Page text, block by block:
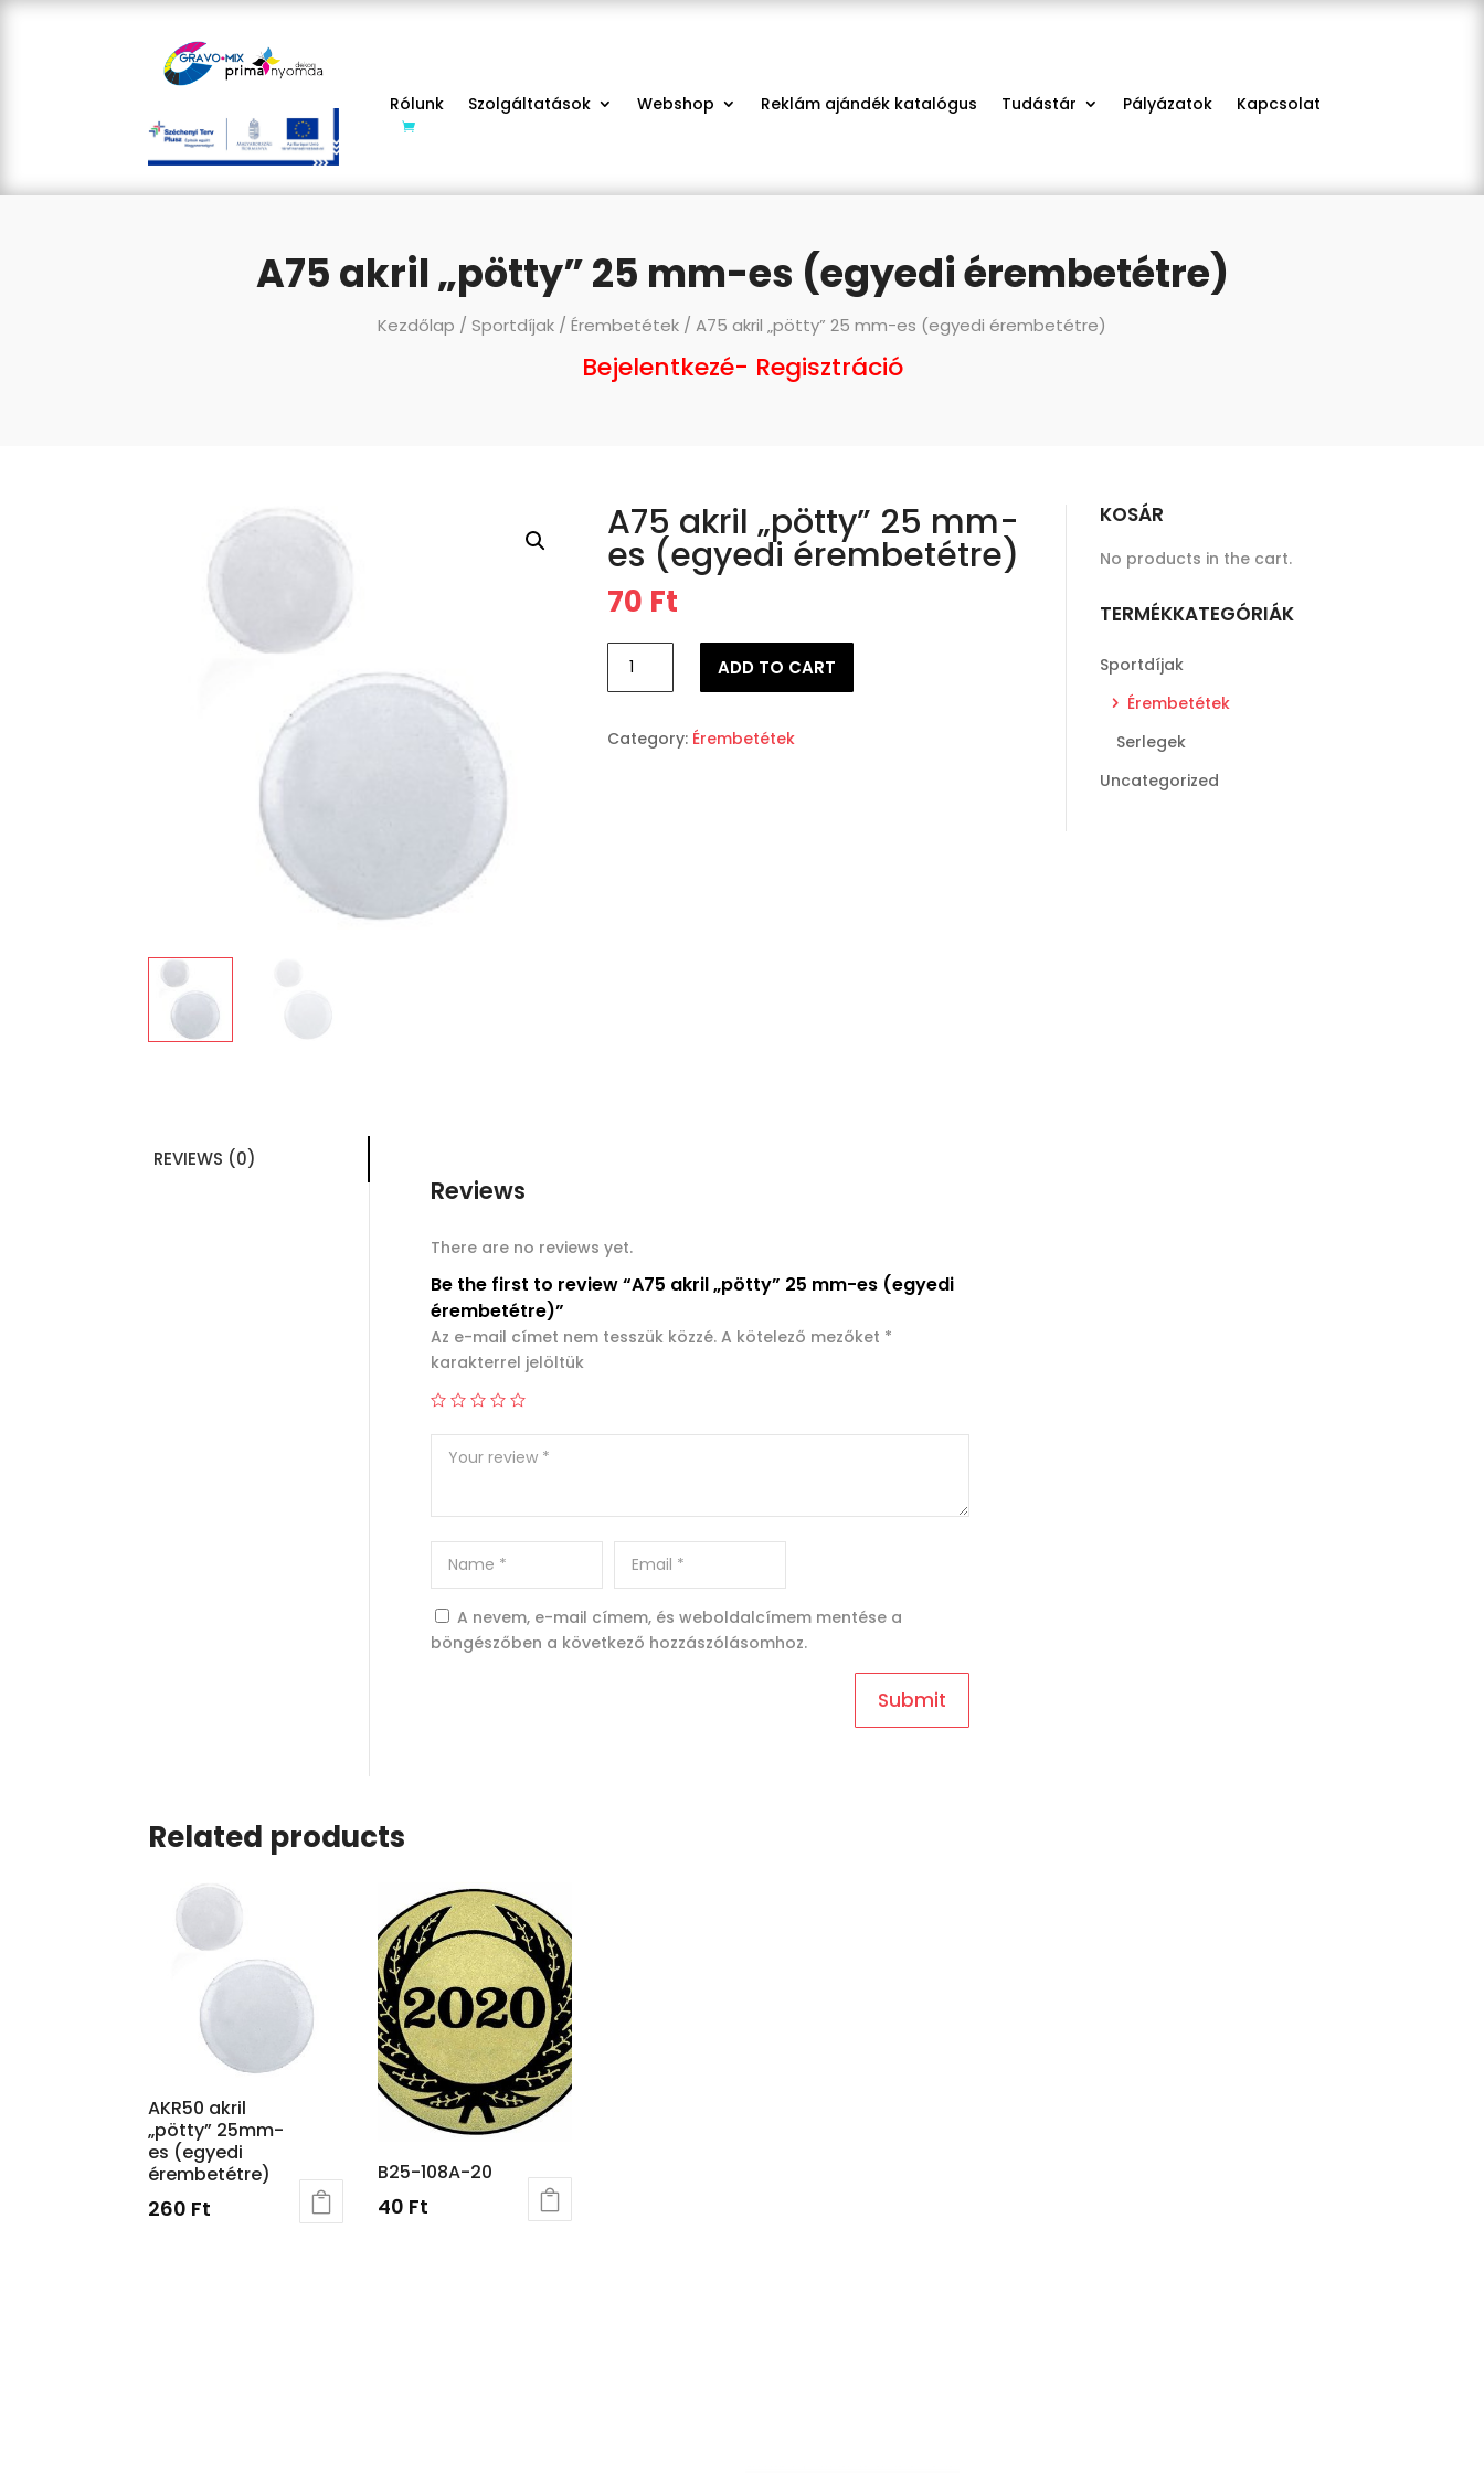
Rólunk Szolgáltatások Webshop Reklám ajándék katalógus Tudástár Pályázatok Kapcsolat
A75 akril „pötty” 25 mm-es (egyedi érembetétre)
Kezdőlap / Sportdíjak / Érembetétek / A75 akril „pötty” 25 mm-es (egyedi érembetétre)
Bejelentkezé- Regisztráció
A75 akril „pötty” 25 mm-
es (egyedi érembetétre)
70 Ft
akril
25
ADD TO CART
Category: Érembetétek
REVIEWS (0)
Reviews
There are no reviews yet.
Be the first to review “A75 akril „pötty” 25 mm-es (egyedi
érembetétre)”
Az e-mail címet nem tesszük közzé. A kötelező mezőket *
karakterrel jelöltük
A nevem, e-mail címem, és weboldalcímem mentése a
böngészőben a következő hozzászólásomhoz.
Related products
AKR50 akril
„pötty” 25mm-
es (egyedi
érembetétre)
260 Ft
B25-108A-20
40 Ft
KOSÁR
No products in the cart.
TERMÉKKATEGÓRIÁK
Sportdíjak
Érembetétek
Serlegek
Uncategorized